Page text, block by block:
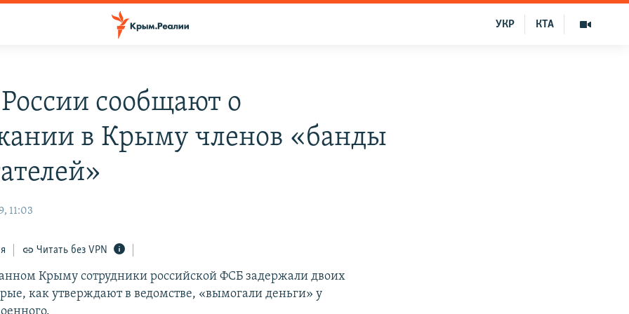
КТА
УКР
сообщают о
в Крыму членов «банды
11:03
Читать без VPN
Крыму сотрудники российской ФСБ задержали двоих
как утверждают в ведомстве, «вымогали деньги» у